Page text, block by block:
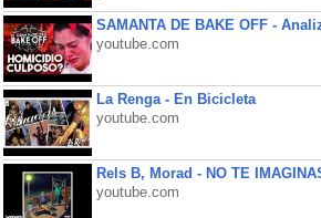
SAMANTA DE BAKE OFF -
youtube.com
La Renga - En Bicicleta
youtube.com
Rels B, Morad - NO TE
youtube.com